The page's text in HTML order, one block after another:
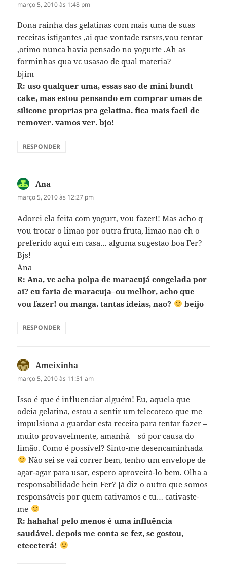
março 5, 2010 às 1:48 pm
Dona rainha das gelatinas com mais uma de suas
receitas istigantes ,ai que vontade rsrsrs,vou tentar
,otimo nunca havia pensado no yogurte .Ah as
forminhas qua vc usasao de qual materia?
bjim
R: uso qualquer uma, essas sao de mini bundt
cake, mas estou pensando em comprar umas de
silicone proprias pra gelatina. fica mais facil de
remover. vamos ver. bjo!
RESPONDER
Ana
março 5, 2010 às 12:27 pm
Adorei ela feita com yogurt, vou fazer!! Mas acho q
vou trocar o limao por outra fruta, limao nao eh o
preferido aqui em casa… alguma sugestao boa Fer?
Bjs!
Ana
R: Ana, vc acha polpa de maracujá congelada por
ai? eu faria de maracuja–ou melhor, acho que
vou fazer! ou manga. tantas ideias, nao?
beijo
RESPONDER
Ameixinha
março 5, 2010 às 11:51 am
Isso é que é influenciar alguém! Eu, aquela que
odeia gelatina, estou a sentir um telecoteco que me
impulsiona a guardar esta receita para tentar fazer –
muito provavelmente, amanhã – só por causa do
limão. Como é possível? Sinto-me desencaminhada
Não sei se vai correr bem, tenho um envelope de
agar-agar para usar, espero aproveitá-lo bem. Olha a
responsabilidade hein Fer? Já diz o outro que somos
responsáveis por quem cativamos e tu… cativaste-
me
R: hahaha! pelo menos é uma influência
saudável. depois me conta se fez, se gostou,
eteceterá!